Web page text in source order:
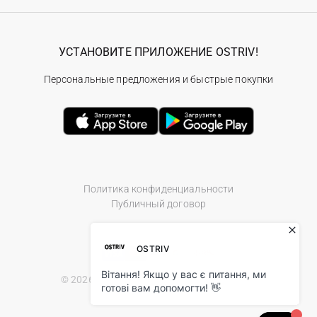
Политика конфиденциальности
Публичный договор
© 2026 Ostriv.ua Store. All Rights Reserved.
УСТАНОВИТЕ ПРИЛОЖЕНИЕ OSTRIV!
Персональные предложения и быстрые покупки